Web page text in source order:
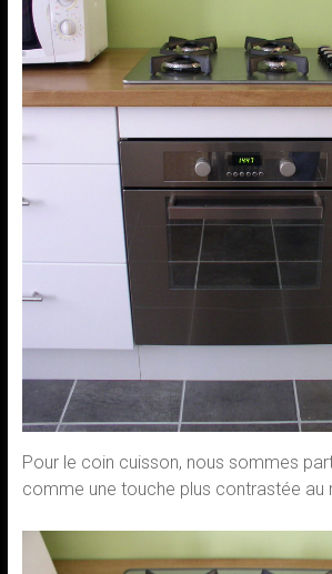
Pour le coin cuisson, nous sommes
comme une touche plus contrastée au